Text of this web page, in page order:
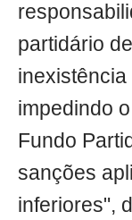
partidário
impedindo
Fundo
sanções
inferiores",